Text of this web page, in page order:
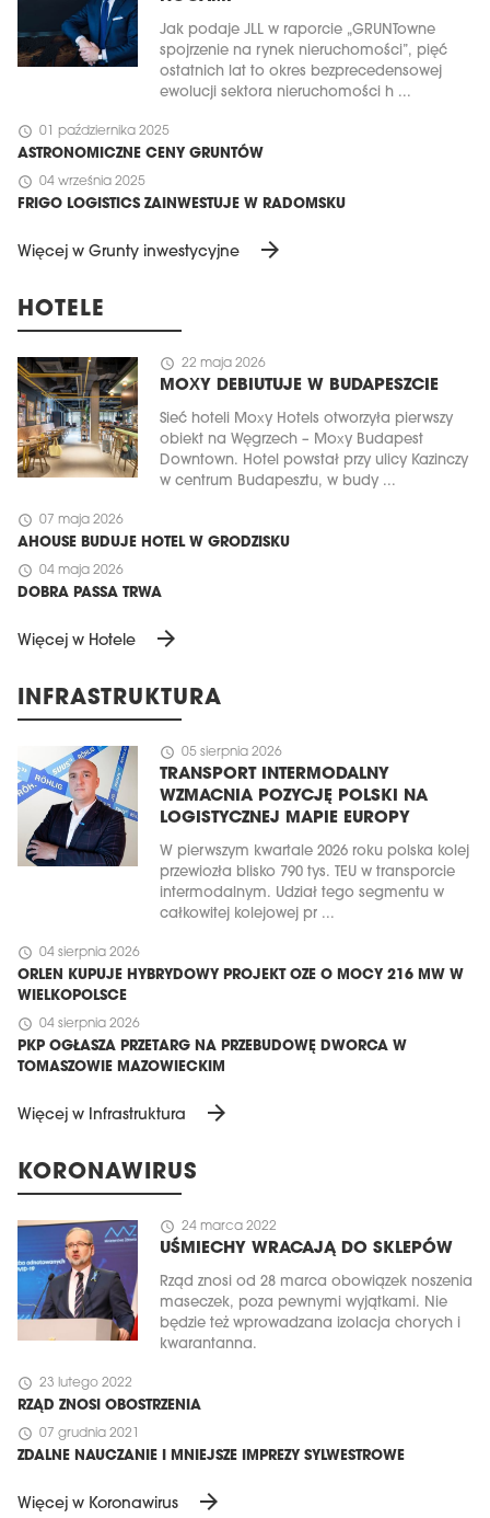
Jak podaje JLL w raporcie „GRUNTowne
spojrzenie na rynek nieruchomości”, pięć
ostatnich lat to okres bezprecedensowej
ewolucji sektora nieruchomości h ...
schedule 01 października 2025
ASTRONOMICZNE CENY GRUNTÓW
schedule 04 września 2025
FRIGO LOGISTICS ZAINWESTUJE W RADOMSKU
Więcej w Grunty inwestycyjne arrow_forward
HOTELE
schedule 22 maja 2026
MOXY DEBIUTUJE W BUDAPESZCIE
Sieć hoteli Moxy Hotels otworzyła pierwszy
obiekt na Węgrzech – Moxy Budapest
Downtown. Hotel powstał przy ulicy Kazinczy
w centrum Budapesztu, w budy ...
schedule 07 maja 2026
AHOUSE BUDUJE HOTEL W GRODZISKU
schedule 04 maja 2026
DOBRA PASSA TRWA
Więcej w Hotele arrow_forward
INFRASTRUKTURA
schedule 05 sierpnia 2026
TRANSPORT INTERMODALNY
WZMACNIA POZYCJĘ POLSKI NA
LOGISTYCZNEJ MAPIE EUROPY
W pierwszym kwartale 2026 roku polska kolej
przewiozła blisko 790 tys. TEU w transporcie
intermodalnym. Udział tego segmentu w
całkowitej kolejowej pr ...
schedule 04 sierpnia 2026
ORLEN KUPUJE HYBRYDOWY PROJEKT OZE O MOCY 216 MW W
WIELKOPOLSCE
schedule 04 sierpnia 2026
PKP OGŁASZA PRZETARG NA PRZEBUDOWĘ DWORCA W
TOMASZOWIE MAZOWIECKIM
Więcej w Infrastruktura arrow_forward
KORONAWIRUS
schedule 24 marca 2022
UŚMIECHY WRACAJĄ DO SKLEPÓW
Rząd znosi od 28 marca obowiązek noszenia
maseczek, poza pewnymi wyjątkami. Nie
będzie też wprowadzana izolacja chorych i
kwarantanna.
schedule 23 lutego 2022
RZĄD ZNOSI OBOSTRZENIA
schedule 07 grudnia 2021
ZDALNE NAUCZANIE I MNIEJSZE IMPREZY SYLWESTROWE
Więcej w Koronawirus arrow_forward